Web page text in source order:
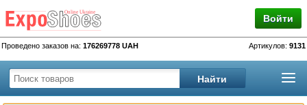
Войти
Проведено заказов на: 176269778 UAH Артикулов: 9131